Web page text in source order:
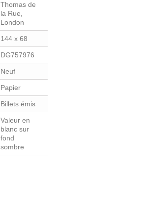
Thomas de
la Rue,
London
144 x 68
DG757976
Neuf
Papier
Billets émis
Valeur en
blanc sur
fond
sombre